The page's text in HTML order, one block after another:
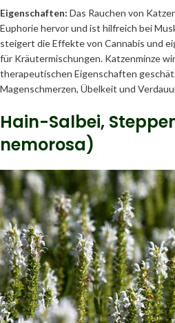
Eigenschaften: Das Rauchen von
Euphorie hervor und ist hilfreich bei
steigert die Effekte von Cannabis und
für Kräutermischungen. Katzenminze
therapeutischen Eigenschaften
Magenschmerzen, Übelkeit und
Hain-Salbei,
nemorosa)